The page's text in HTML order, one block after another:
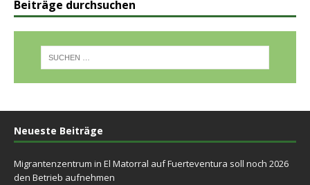
Beiträge durchsuchen
Neueste Beiträge
Migrantenzentrum in El Matorral auf Fuerteventura soll noch 2026
den Betrieb aufnehmen